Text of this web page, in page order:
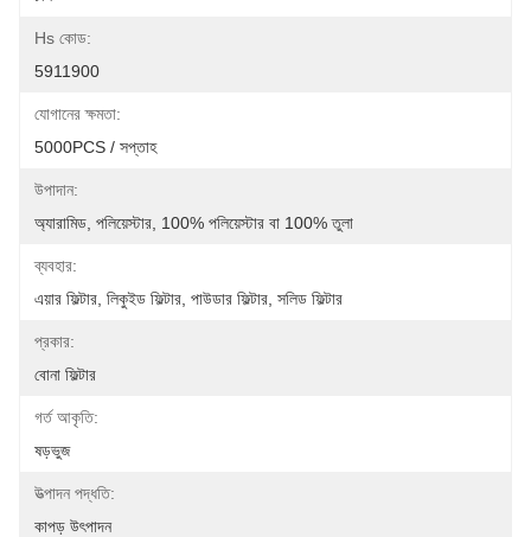
Hs কোড:
5911900
যোগানের ক্ষমতা:
5000PCS / সপ্তাহ
উপাদান:
অ্যারামিড, পলিয়েস্টার, 100% পলিয়েস্টার বা 100% তুলা
ব্যবহার:
এয়ার ফিল্টার, লিকুইড ফিল্টার, পাউডার ফিল্টার, সলিড ফিল্টার
প্রকার:
বোনা ফিল্টার
গর্ত আকৃতি:
ষড়ভুজ
উত্পাদন পদ্ধতি:
কাপড় উৎপাদন